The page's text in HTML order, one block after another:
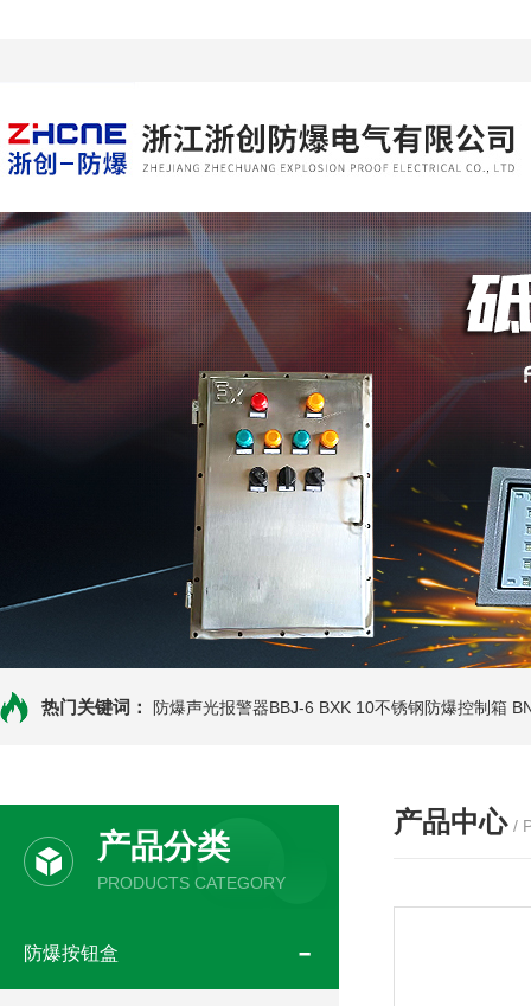
热门关键词： 防爆声光报警器BBJ-6 BXK 10不锈钢防爆控制箱
产品分类
PRODUCTS CATEGORY
防爆按钮盒
产品中心 /